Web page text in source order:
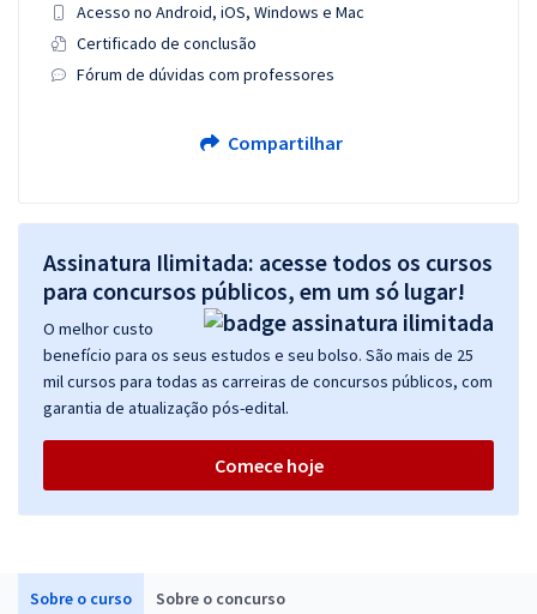
Sobre o curso Sobre o concurso
Acesso no Android, iOS, Windows e Mac
Certificado de conclusão
Fórum de dúvidas com professores
Compartilhar
Assinatura Ilimitada: acesse todos os cursos
para concursos públicos, em um só lugar!
O melhor custo
benefício para os seus estudos e seu bolso. São mais de 25
mil cursos para todas as carreiras de concursos públicos, com
garantia de atualização pós-edital.
Comece hoje